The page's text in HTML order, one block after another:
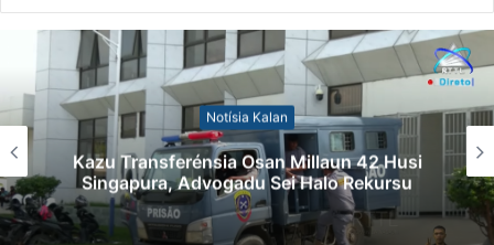
Notísia Kalan
Kazu Transferénsia Osan Millaun 42 Husi
Singapura, Advogadu Sei Halo Rekursu